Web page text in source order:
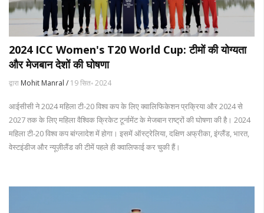
2024 ICC Women's T20 World Cup: टीमों की योग्यता
और मेजबान देशों की घोषणा
द्वारा Mohit Manral / 19 सित॰ 2024
आईसीसी ने 2024 महिला टी-20 विश्व कप के लिए क्वालिफिकेशन प्रक्रिया और 2024 से
2027 तक के लिए महिला वैश्विक क्रिकेट टूर्नामेंट के मेजबान राष्ट्रों की घोषणा की है। 2024
महिला टी-20 विश्व कप बांग्लादेश में होगा। इसमें ऑस्ट्रेलिया, दक्षिण अफ्रीका, इंग्लैंड, भारत,
वेस्टइंडीज और न्यूज़ीलैंड की टीमें पहले ही क्वालिफाई कर चुकी हैं।